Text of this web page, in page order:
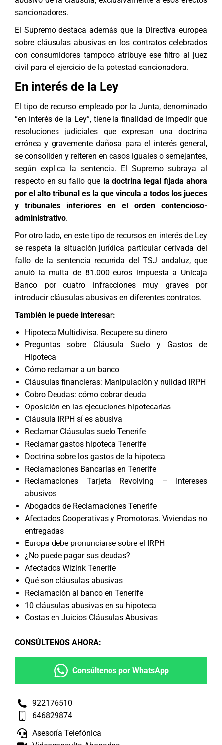
sancionadores.
El Supremo destaca además que la Directiva europea
sobre cláusulas abusivas en los contratos celebrados
con consumidores tampoco atribuye ese filtro al juez
civil para el ejercicio de la potestad sancionadora.
En interés de la Ley
El tipo de recurso empleado por la Junta, denominado
“en interés de la Ley”, tiene la finalidad de impedir que
resoluciones judiciales que expresan una doctrina
errónea y gravemente dañosa para el interés general,
se consoliden y reiteren en casos iguales o semejantes,
según explica la sentencia. El Supremo subraya al
respecto en su fallo que la doctrina legal fijada ahora
por el alto tribunal es la que vincula a todos los jueces
y tribunales inferiores en el orden contencioso-
administrativo.
Por otro lado, en este tipo de recursos en interés de Ley
se respeta la situación jurídica particular derivada del
fallo de la sentencia recurrida del TSJ andaluz, que
anuló la multa de 81.000 euros impuesta a Unicaja
Banco por cuatro infracciones muy graves por
introducir cláusulas abusivas en diferentes contratos.
También le puede interesar:
Hipoteca Multidivisa. Recupere su dinero
Preguntas sobre Cláusula Suelo y Gastos de
Hipoteca
Cómo reclamar a un banco
Cláusulas financieras: Manipulación y nulidad IRPH
Cobro Deudas: cómo cobrar deuda
Oposición en las ejecuciones hipotecarias
Cláusula IRPH sí es abusiva
Reclamar Cláusulas suelo Tenerife
Reclamar gastos hipoteca Tenerife
Doctrina sobre los gastos de la hipoteca
Reclamaciones Bancarias en Tenerife
Reclamaciones Tarjeta Revolving – Intereses
abusivos
Abogados de Reclamaciones Tenerife
Afectados Cooperativas y Promotoras. Viviendas no
entregadas
Europa debe pronunciarse sobre el IRPH
¿No puede pagar sus deudas?
Afectados Wizink Tenerife
Qué son cláusulas abusivas
Reclamación al banco en Tenerife
10 cláusulas abusivas en su hipoteca
Costas en Juicios Cláusulas Abusivas
CONSÚLTENOS AHORA:
Consúltenos por WhatsApp
922176510
646829874
Asesoría Telefónica